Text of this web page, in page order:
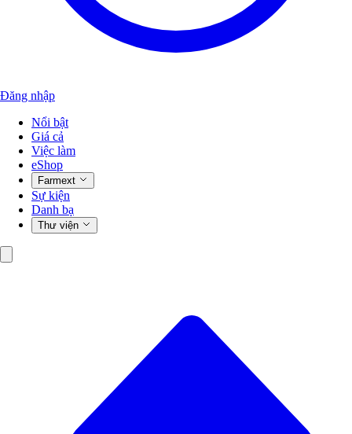
Đăng nhập
Nổi bật
Giá cả
Việc làm
eShop
Farmext
Sự kiện
Danh bạ
Thư viện